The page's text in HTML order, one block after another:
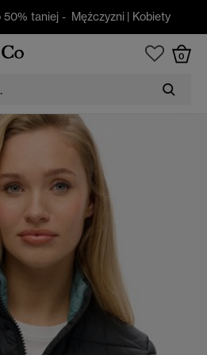
50% taniej - Mężczyzni | Kobiety
0